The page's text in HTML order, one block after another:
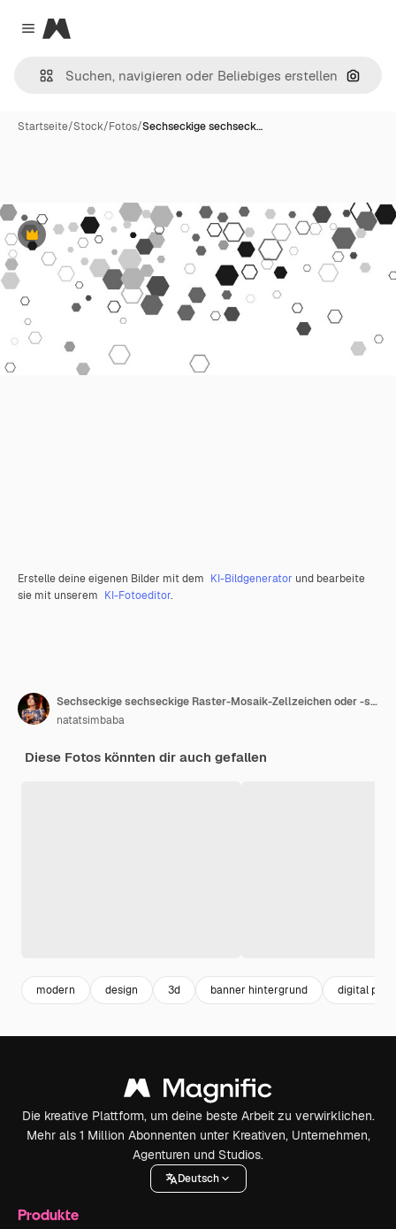
Close menu
Magnific
Nach
Startseite/Stock/Fotos/Sechseckige sechseck…
Premium
Erstelle deine eigenen Bilder mit dem KI-Bildgenerator und bearbeite
sie mit unserem KI-Fotoeditor.
Sechseckige sechseckige Raster-Mosaik-Zellzeichen oder -symbol Gradation
natatsimbaba
Diese Fotos könnten dir auch gefallen
modern design 3d banner hintergrund digital
Die kreative Plattform, um deine beste Arbeit zu verwirklichen.
Mehr als 1 Million Abonnenten unter Kreativen, Unternehmen,
Agenturen und Studios.
Deutsch
Produkte